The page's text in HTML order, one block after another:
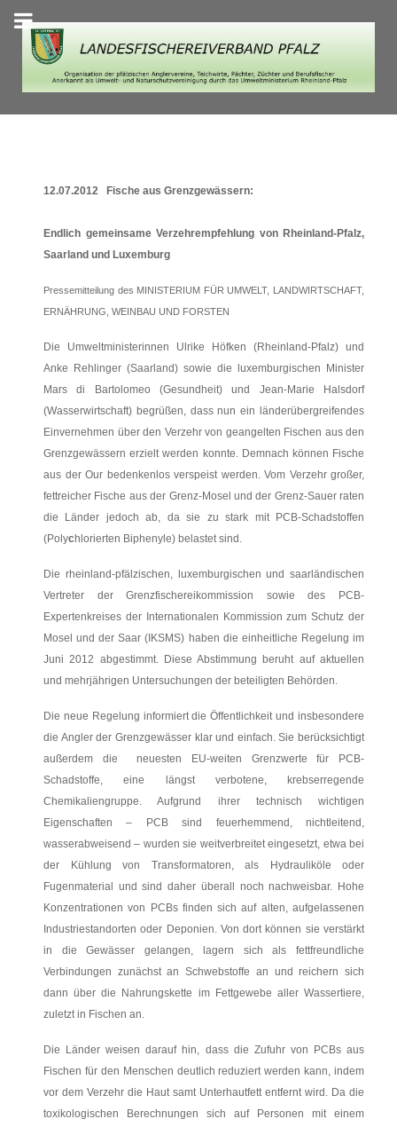
12.07.2012 Fische aus Grenzgewässern:
Endlich gemeinsame Verzehrempfehlung von Rheinland-Pfalz,
Saarland und Luxemburg
Pressemitteilung des MINISTERIUM FÜR UMWELT, LANDWIRTSCHAFT,
ERNÄHRUNG, WEINBAU UND FORSTEN
Die Umweltministerinnen Ulrike Höfken (Rheinland-Pfalz) und
Anke Rehlinger (Saarland) sowie die luxemburgischen Minister
Mars di Bartolomeo (Gesundheit) und Jean-Marie Halsdorf
(Wasserwirtschaft) begrüßen, dass nun ein länderübergreifendes
Einvernehmen über den Verzehr von geangelten Fischen aus den
Grenzgewässern erzielt werden konnte. Demnach können Fische
aus der Our bedenkenlos verspeist werden. Vom Verzehr großer,
fettreicher Fische aus der Grenz-Mosel und der Grenz-Sauer raten
die Länder jedoch ab, da sie zu stark mit PCB-Schadstoffen
(Polychlorierten Biphenyle) belastet sind.
Die rheinland-pfälzischen, luxemburgischen und saarländischen
Vertreter der Grenzfischereikommission sowie des PCB-
Expertenkreises der Internationalen Kommission zum Schutz der
Mosel und der Saar (IKSMS) haben die einheitliche Regelung im
Juni 2012 abgestimmt. Diese Abstimmung beruht auf aktuellen
und mehrjährigen Untersuchungen der beteiligten Behörden.
Die neue Regelung informiert die Öffentlichkeit und insbesondere
die Angler der Grenzgewässer klar und einfach. Sie berücksichtigt
außerdem die neuesten EU-weiten Grenzwerte für PCB-
Schadstoffe, eine längst verbotene, krebserregende
Chemikaliengruppe. Aufgrund ihrer technisch wichtigen
Eigenschaften – PCB sind feuerhemmend, nichtleitend,
wasserabweisend – wurden sie weitverbreitet eingesetzt, etwa bei
der Kühlung von Transformatoren, als Hydrauliköle oder
Fugenmaterial und sind daher überall noch nachweisbar. Hohe
Konzentrationen von PCBs finden sich auf alten, aufgelassenen
Industriestandorten oder Deponien. Von dort können sie verstärkt
in die Gewässer gelangen, lagern sich als fettfreundliche
Verbindungen zunächst an Schwebstoffe an und reichern sich
dann über die Nahrungskette im Fettgewebe aller Wassertiere,
zuletzt in Fischen an.
Die Länder weisen darauf hin, dass die Zufuhr von PCBs aus
Fischen für den Menschen deutlich reduziert werden kann, indem
vor dem Verzehr die Haut samt Unterhautfett entfernt wird. Da die
toxikologischen Berechnungen sich auf Personen mit einem